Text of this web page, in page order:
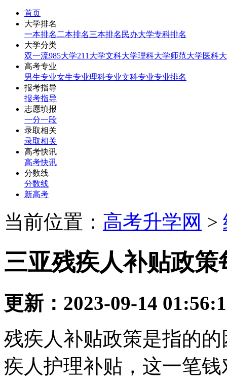
首页
大学排名
一本排名 二本排名三本排名 民办大学专科排名
大学分类
双一流985大学211大学文科大学理科大学师范大学医科
高考专业
男生专业女生专业理科专业文科专业专业排名
报考指导
报考指导
志愿填报
一分一段
录取相关
录取相关
高考快讯
高考快讯
分数线
分数线
新高考
当前位置： 高考升学网 >
三亚残疾人补贴政
更新：2023-09-14
残疾人补贴政策是指的
疾人护理补贴，这一笔